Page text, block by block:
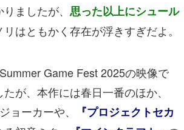
ましたが、 思った以上にシュール
リはともかく存在が浮きすぎだよ。
Game Fest 2025の映像で
が、本作には春日一番のほか、
ョーカーや、
『プロジェクトセカ